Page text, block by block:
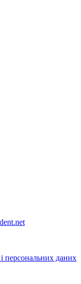
персональних даних